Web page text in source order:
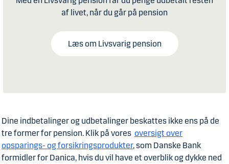
af livet, når du går på pension
Læs om Livsvarig pension
Dine indbetalinger og udbetalinger beskattes ikke ens på de
tre former for pension. Klik på vores oversigt over
opsparings- og forsikringsprodukter, som Danske Bank
formidler for Danica, hvis du vil have et overblik og dykke ned